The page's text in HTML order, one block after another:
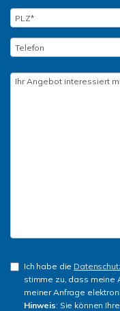
Ich habe die
stimme zu, dass meine
meiner Anfrage
Hinweis: Sie können